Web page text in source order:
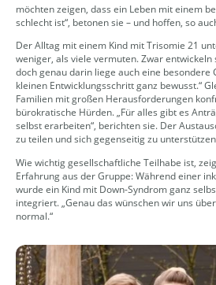
möchten zeigen, dass ein Leben mit einem
schlecht ist“, betonen sie – und hoffen, so
Der Alltag mit einem Kind mit Trisomie 21
weniger, als viele vermuten. Zwar entwickeln
doch genau darin liege auch eine besondere
kleinen Entwicklungsschritt ganz bewusst.“
Familien mit großen Herausforderungen
bürokratische Hürden. „Für alles gibt es
selbst erarbeiten“, berichten sie. Der
zu teilen und sich gegenseitig zu
Wie wichtig gesellschaftliche Teilhabe ist,
Erfahrung aus der Gruppe: Während einer
wurde ein Kind mit Down-Syndrom ganz
integriert. „Genau das wünschen wir uns
normal.“